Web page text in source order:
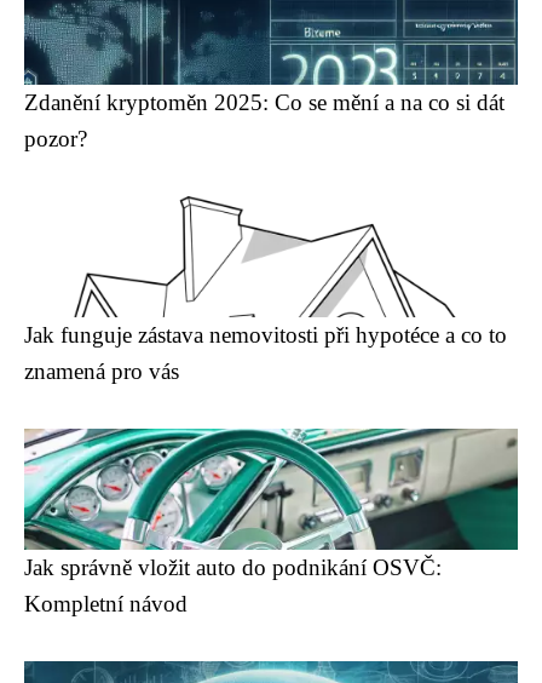
Zdanění kryptoměn 2025: Co se mění a na co si dát
pozor?
Jak funguje zástava nemovitosti při hypotéce a co to
znamená pro vás
Jak správně vložit auto do podnikání OSVČ:
Kompletní návod